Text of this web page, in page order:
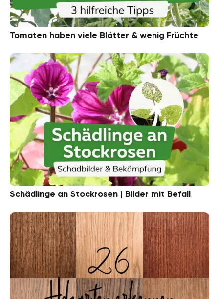
Tomaten haben viele Blätter & wenig Früchte
Schädlinge an Stockrosen | Bilder mit Befall